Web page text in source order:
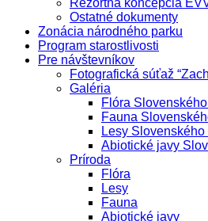
Rezortná koncepcia
Ostatné dokumenty
Zonácia národného parku
Program starostlivosti
Pre návštevníkov
Fotografická súťaž
Galéria
Flóra
Fauna
Lesy Slovenského
Abiotické javy
Príroda
Flóra
Lesy
Fauna
Abiotické javy